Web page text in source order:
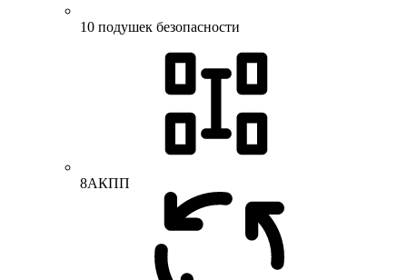
10 подушек безопасности
8АКПП